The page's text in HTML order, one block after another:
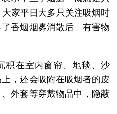
家平日大多只关注吸烟时
香烟烟雾消散后，有害物
积在室内窗帘、地毯、沙
，还会吸附在吸烟者的皮
外套等穿戴物品中，隐蔽